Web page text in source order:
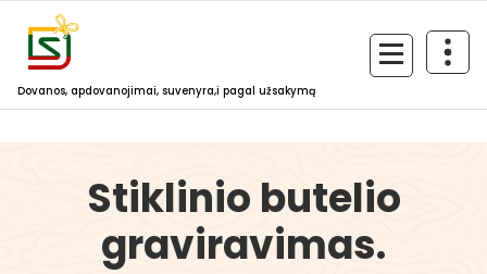
content
Dovanos, apdovanojimai, suvenyra,i pagal užsakymą
Stiklinio butelio
graviravimas.